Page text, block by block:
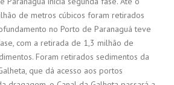
de metros cúbicos foram retirados
no Porto de Paranaguá teve
com a retirada de 1,3 milhão de
Foram retirados sedimentos da
que dá acesso aos portos